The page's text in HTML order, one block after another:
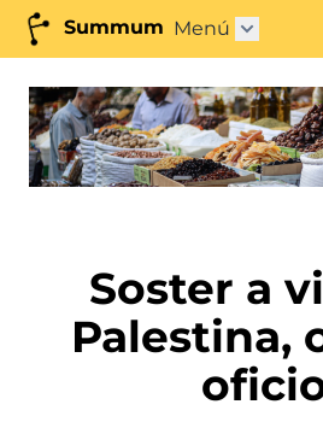
Summum Menú Abrir
Soster a
Palestina,